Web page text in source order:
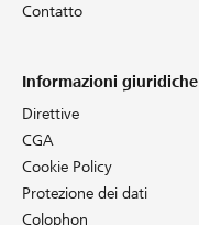
Contatto
Informazioni giuridiche
Direttive
CGA
Cookie Policy
Protezione dei dati
Colophon